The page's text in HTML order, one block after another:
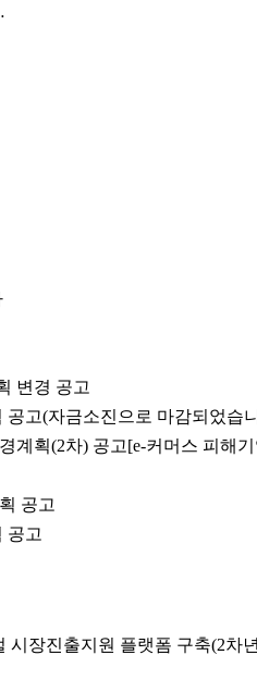
변경 공고
공고(자금소진으로 마감되었습
계획(2차) 공고[e-커머스 피해
공고
공고
시장진출지원 플랫폼 구축(2차